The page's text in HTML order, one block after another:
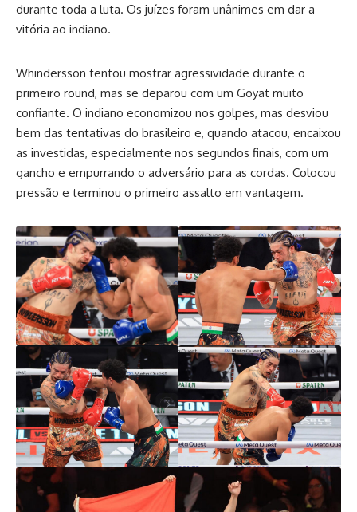
durante toda a luta. Os juízes foram unânimes em dar a
vitória ao indiano.
Whindersson tentou mostrar agressividade durante o
primeiro round, mas se deparou com um Goyat muito
confiante. O indiano economizou nos golpes, mas desviou
bem das tentativas do brasileiro e, quando atacou, encaixou
as investidas, especialmente nos segundos finais, com um
gancho e empurrando o adversário para as cordas. Colocou
pressão e terminou o primeiro assalto em vantagem.